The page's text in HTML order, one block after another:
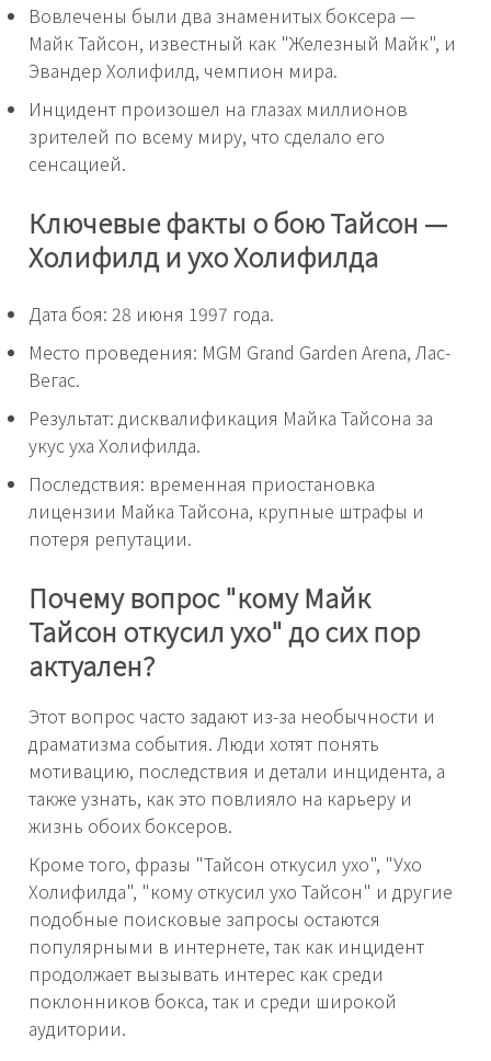
Вовлечены были два знаменитых боксера —
Майк Тайсон, известный как "Железный Майк", и
Эвандер Холифилд, чемпион мира.
Инцидент произошел на глазах миллионов
зрителей по всему миру, что сделало его
сенсацией.
Ключевые факты о бою Тайсон —
Холифилд и ухо Холифилда
Дата боя: 28 июня 1997 года.
Место проведения: MGM Grand Garden Arena, Лас-
Вегас.
Результат: дисквалификация Майка Тайсона за
укус уха Холифилда.
Последствия: временная приостановка
лицензии Майка Тайсона, крупные штрафы и
потеря репутации.
Почему вопрос "кому Майк
Тайсон откусил ухо" до сих пор
актуален?
Этот вопрос часто задают из-за необычности и
драматизма события. Люди хотят понять
мотивацию, последствия и детали инцидента, а
также узнать, как это повлияло на карьеру и
жизнь обоих боксеров.
Кроме того, фразы "Тайсон откусил ухо", "Ухо
Холифилда", "кому откусил ухо Тайсон" и другие
подобные поисковые запросы остаются
популярными в интернете, так как инцидент
продолжает вызывать интерес как среди
поклонников бокса, так и среди широкой
аудитории.